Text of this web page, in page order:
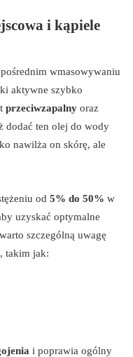
i kąpiele
wmasowywaniu
aktywne szybko
przeciwzapalny oraz
dodać ten olej do wody
nawilża on skórę, ale
od 5% do 50% w
uzyskać optymalne
szczególną uwagę
takim jak:
i poprawia ogólny